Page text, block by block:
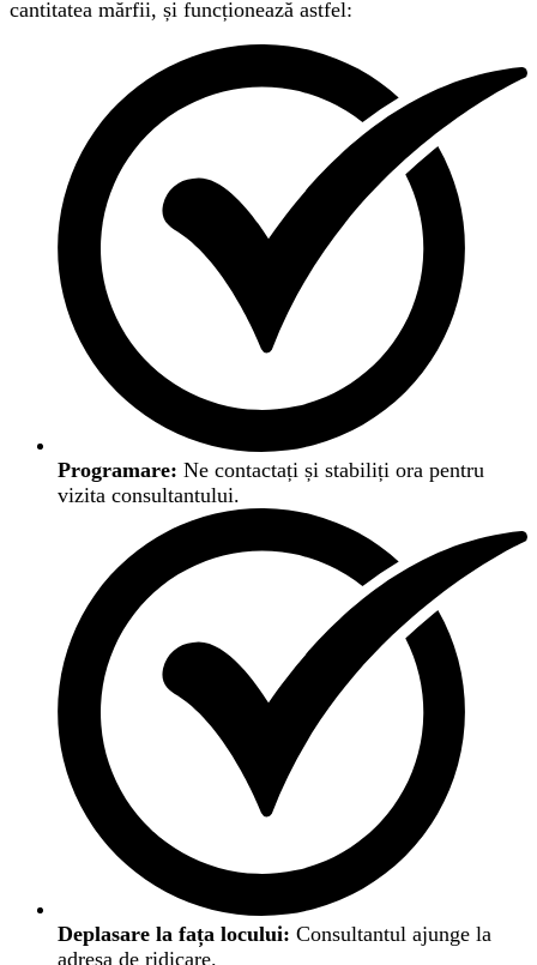
cantitatea mărfii, și funcționează astfel:
Programare: Ne contactați și stabiliți ora pentru
vizita consultantului.
Deplasare la fața locului: Consultantul ajunge la
adresa de ridicare.